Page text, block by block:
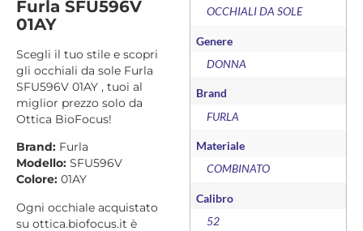
Furla SFU596V
01AY
Scegli il tuo stile e scopri
gli occhiali da sole Furla
SFU596V 01AY , tuoi al
miglior prezzo solo da
Ottica BioFocus!
Brand: Furla
Modello: SFU596V
Colore: 01AY
Ogni occhiale acquistato
su ottica.biofocus.it è
OCCHIALI DA SOLE
Genere
DONNA
Brand
FURLA
Materiale
COMBINATO
Calibro
52